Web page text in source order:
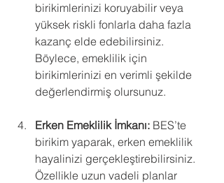
birikimlerinizi koruyabilir veya
yüksek riskli fonlarla daha fazla
kazanç elde edebilirsiniz.
Böylece, emeklilik için
birikimlerinizi en verimli şekilde
değerlendirmiş olursunuz.
Erken Emeklilik İmkanı: BES’te
birikim yaparak, erken emeklilik
hayalinizi gerçekleştirebilirsiniz.
Özellikle uzun vadeli planlar